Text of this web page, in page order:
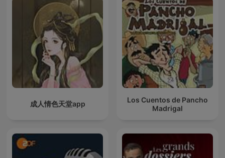
成人情色天堂app
Los Cuentos de Pancho
Madrigal